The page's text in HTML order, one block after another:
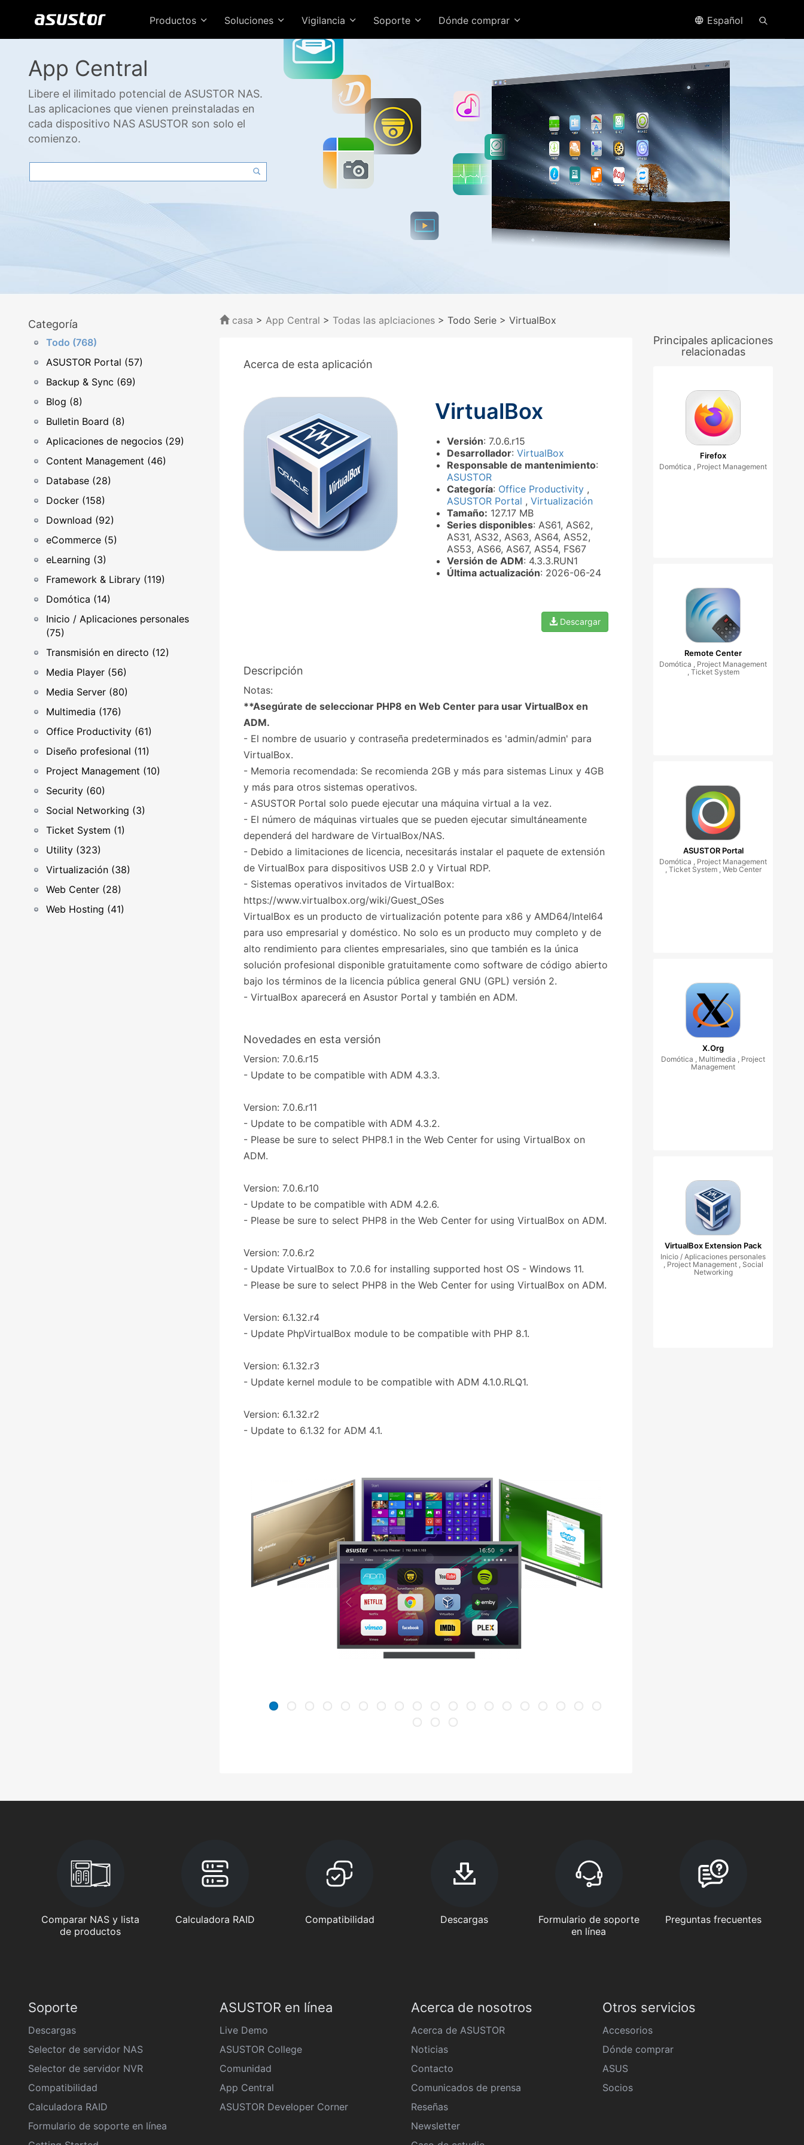
Productos Soluciones Vigilancia Soporte Dónde comprar Español
App Central
Libere el ilimitado potencial de ASUSTOR NAS.
Las aplicaciones que vienen preinstaladas en
cada dispositivo NAS ASUSTOR son solo el
comienzo.
Categoría
Todo (768)
ASUSTOR Portal (57)
Backup & Sync (69)
Blog (8)
Bulletin Board (8)
Aplicaciones de negocios (29)
Content Management (46)
Database (28)
Docker (158)
Download (92)
eCommerce (5)
eLearning (3)
Framework & Library (119)
Domótica (14)
Inicio / Aplicaciones personales
(75)
Transmisión en directo (12)
Media Player (56)
Media Server (80)
Multimedia (176)
Office Productivity (61)
Diseño profesional (11)
Project Management (10)
Security (60)
Social Networking (3)
Ticket System (1)
Utility (323)
Virtualización (38)
Web Center (28)
Web Hosting (41)
casa > App Central > Todas las aplciaciones > Todo Serie > VirtualBox
Acerca de esta aplicación
VirtualBox
Versión: 7.0.6.r15
Desarrollador: VirtualBox
Responsable de mantenimiento:
ASUSTOR
Categoría: Office Productivity ,
ASUSTOR Portal , Virtualización
Tamaño: 127.17 MB
Series disponibles: AS61, AS62,
AS31, AS32, AS63, AS64, AS52,
AS53, AS66, AS67, AS54, FS67
Versión de ADM: 4.3.3.RUN1
Última actualización: 2026-06-24
Descargar
Descripción
Notas:
**Asegúrate de seleccionar PHP8 en Web Center para usar VirtualBox en
ADM.
- El nombre de usuario y contraseña predeterminados es 'admin/admin' para
VirtualBox.
- Memoria recomendada: Se recomienda 2GB y más para sistemas Linux y 4GB
y más para otros sistemas operativos.
- ASUSTOR Portal solo puede ejecutar una máquina virtual a la vez.
- El número de máquinas virtuales que se pueden ejecutar simultáneamente
dependerá del hardware de VirtualBox/NAS.
- Debido a limitaciones de licencia, necesitarás instalar el paquete de extensión
de VirtualBox para dispositivos USB 2.0 y Virtual RDP.
- Sistemas operativos invitados de VirtualBox:
https://www.virtualbox.org/wiki/Guest_OSes
VirtualBox es un producto de virtualización potente para x86 y AMD64/Intel64
para uso empresarial y doméstico. No solo es un producto muy completo y de
alto rendimiento para clientes empresariales, sino que también es la única
solución profesional disponible gratuitamente como software de código abierto
bajo los términos de la licencia pública general GNU (GPL) versión 2.
- VirtualBox aparecerá en Asustor Portal y también en ADM.
Novedades en esta versión
Version: 7.0.6.r15
- Update to be compatible with ADM 4.3.3.
Version: 7.0.6.r11
- Update to be compatible with ADM 4.3.2.
- Please be sure to select PHP8.1 in the Web Center for using VirtualBox on
ADM.
Version: 7.0.6.r10
- Update to be compatible with ADM 4.2.6.
- Please be sure to select PHP8 in the Web Center for using VirtualBox on ADM.
Version: 7.0.6.r2
- Update VirtualBox to 7.0.6 for installing supported host OS - Windows 11.
- Please be sure to select PHP8 in the Web Center for using VirtualBox on ADM.
Version: 6.1.32.r4
- Update PhpVirtualBox module to be compatible with PHP 8.1.
Version: 6.1.32.r3
- Update kernel module to be compatible with ADM 4.1.0.RLQ1.
Version: 6.1.32.r2
- Update to 6.1.32 for ADM 4.1.
Principales aplicaciones
relacionadas
Firefox
Domótica , Project Management
Remote Center
Domótica , Project Management
, Ticket System
ASUSTOR Portal
Domótica , Project Management
, Ticket System , Web Center
X.Org
Domótica , Multimedia , Project
Management
VirtualBox Extension Pack
Inicio / Aplicaciones personales
, Project Management , Social
Networking
Comparar NAS y lista
de productos
Calculadora RAID Compatibilidad Descargas
Formulario de soporte
en línea
Preguntas frecuentes
Soporte
Descargas
Selector de servidor NAS
Selector de servidor NVR
Compatibilidad
Calculadora RAID
Formulario de soporte en línea
ASUSTOR en línea
Live Demo
ASUSTOR College
Comunidad
App Central
ASUSTOR Developer Corner
Acerca de nosotros
Acerca de ASUSTOR
Noticias
Contacto
Comunicados de prensa
Reseñas
Newsletter
Otros servicios
Accesorios
Dónde comprar
ASUS
Socios